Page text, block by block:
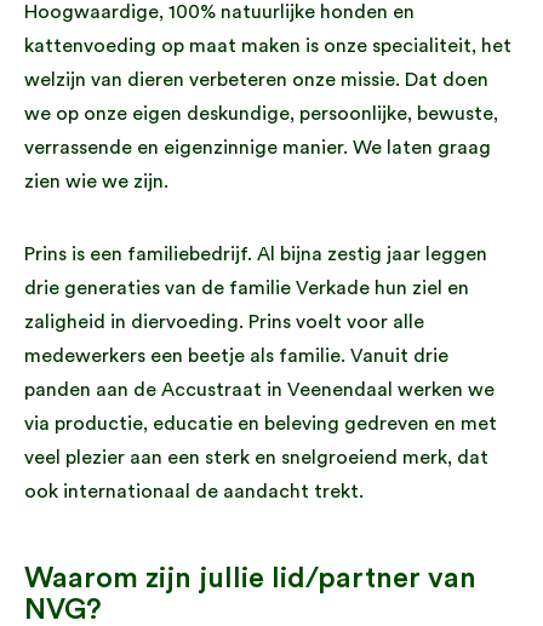
Hoogwaardige, 100% natuurlijke honden en
kattenvoeding op maat maken is onze specialiteit, het
welzijn van dieren verbeteren onze missie. Dat doen
we op onze eigen deskundige, persoonlijke, bewuste,
verrassende en eigenzinnige manier. We laten graag
zien wie we zijn.
Prins is een familiebedrijf. Al bijna zestig jaar leggen
drie generaties van de familie Verkade hun ziel en
zaligheid in diervoeding. Prins voelt voor alle
medewerkers een beetje als familie. Vanuit drie
panden aan de Accustraat in Veenendaal werken we
via productie, educatie en beleving gedreven en met
veel plezier aan een sterk en snelgroeiend merk, dat
ook internationaal de aandacht trekt.
Waarom zijn jullie lid/partner van
NVG?